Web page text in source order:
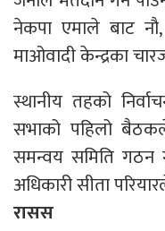
नेकपा एमाले बाट
माओवादी केन्द्रका
स्थानीय तहको
सभाको पहिलो
समन्वय समिति गठन
अधिकारी सीता
रासस